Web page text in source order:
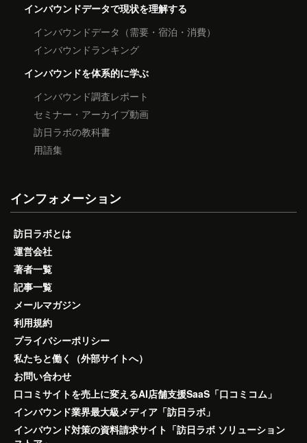
インバウンドデータで現状を理解する
インバウンドデータ（需要・宿泊・消費）
インバウンドランキング
インバウンドを体系的に学ぶ
インバウンド調査レポート
セミナー・アーカイブ動画
訪日ラボの教科書
用語集
インフォメーション
訪日ラボとは
運営会社
著者一覧
記事一覧
メールマガジン
利用規約
プライバシーポリシー
私たちと働く（外部サイトへ）
お問い合わせ
口コミサイトを売上に変えるAI店舗支援SaaS「口コミコム」
インバウンド業界最大級メディア「訪日ラボ」
インバウンド対策の資料請求サイト「訪日ラボ ソリューション